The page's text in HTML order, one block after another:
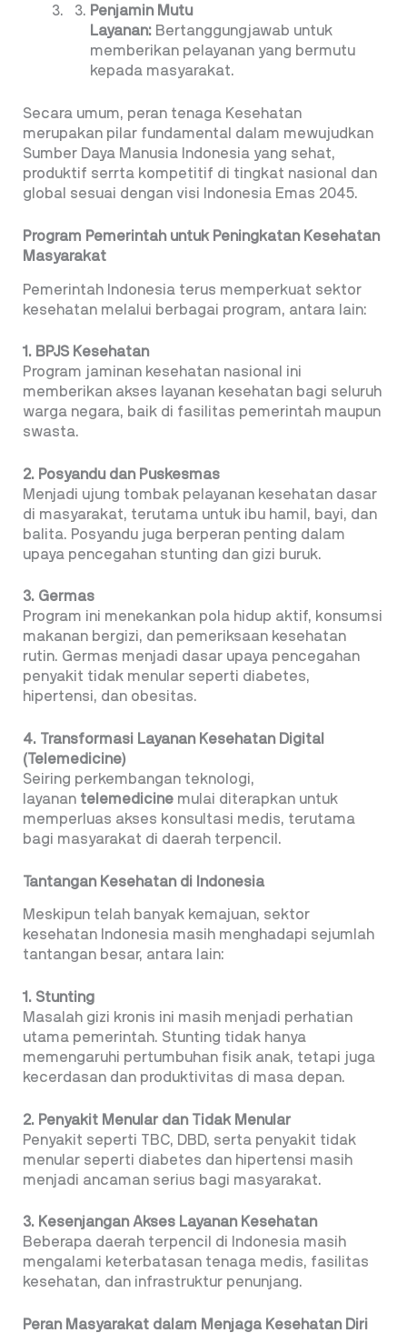
Penjamin Mutu
Layanan: Bertanggungjawab untuk
memberikan pelayanan yang bermutu
kepada masyarakat.
Secara umum, peran tenaga Kesehatan
merupakan pilar fundamental dalam mewujudkan
Sumber Daya Manusia Indonesia yang sehat,
produktif serrta kompetitif di tingkat nasional dan
global sesuai dengan visi Indonesia Emas 2045.
Program Pemerintah untuk Peningkatan Kesehatan
Masyarakat
Pemerintah Indonesia terus memperkuat sektor
kesehatan melalui berbagai program, antara lain:
1. BPJS Kesehatan
Program jaminan kesehatan nasional ini
memberikan akses layanan kesehatan bagi seluruh
warga negara, baik di fasilitas pemerintah maupun
swasta.
2. Posyandu dan Puskesmas
Menjadi ujung tombak pelayanan kesehatan dasar
di masyarakat, terutama untuk ibu hamil, bayi, dan
balita. Posyandu juga berperan penting dalam
upaya pencegahan stunting dan gizi buruk.
3. Germas
Program ini menekankan pola hidup aktif, konsumsi
makanan bergizi, dan pemeriksaan kesehatan
rutin. Germas menjadi dasar upaya pencegahan
penyakit tidak menular seperti diabetes,
hipertensi, dan obesitas.
4. Transformasi Layanan Kesehatan Digital
(Telemedicine)
Seiring perkembangan teknologi,
layanan telemedicine mulai diterapkan untuk
memperluas akses konsultasi medis, terutama
bagi masyarakat di daerah terpencil.
Tantangan Kesehatan di Indonesia
Meskipun telah banyak kemajuan, sektor
kesehatan Indonesia masih menghadapi sejumlah
tantangan besar, antara lain:
1. Stunting
Masalah gizi kronis ini masih menjadi perhatian
utama pemerintah. Stunting tidak hanya
memengaruhi pertumbuhan fisik anak, tetapi juga
kecerdasan dan produktivitas di masa depan.
2. Penyakit Menular dan Tidak Menular
Penyakit seperti TBC, DBD, serta penyakit tidak
menular seperti diabetes dan hipertensi masih
menjadi ancaman serius bagi masyarakat.
3. Kesenjangan Akses Layanan Kesehatan
Beberapa daerah terpencil di Indonesia masih
mengalami keterbatasan tenaga medis, fasilitas
kesehatan, dan infrastruktur penunjang.
Peran Masyarakat dalam Menjaga Kesehatan Diri